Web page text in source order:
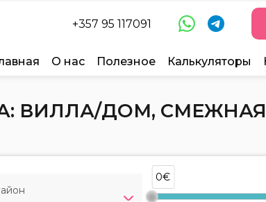
+357 95 117091
О нас Полезное Калькуляторы
ВИЛЛА/ДОМ,
0€